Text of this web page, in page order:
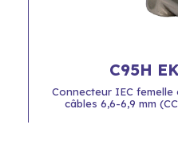
C95H
Connecteur IEC femelle
câbles 6,6-6,9 mm